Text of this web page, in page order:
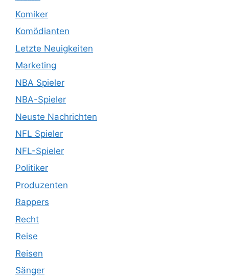
Komiker
Komödianten
Letzte Neuigkeiten
Marketing
NBA Spieler
NBA-Spieler
Neuste Nachrichten
NFL Spieler
NFL-Spieler
Politiker
Produzenten
Rappers
Recht
Reise
Reisen
Sänger